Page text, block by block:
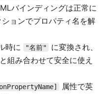
バインディングは正常に
ョンでプロパティ名を解
時に "名前" に変換され、
と組み合わせて安全に使え
属性で英